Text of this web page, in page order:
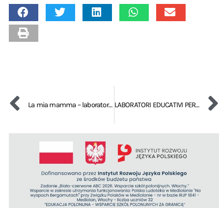
La mia mamma – laboratorio educativo per bambini LABORATORI EDUCATIVI PER I BAMBINI